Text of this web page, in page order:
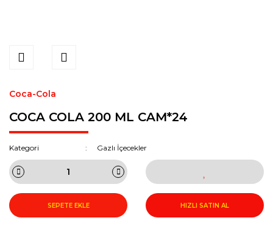
Coca-Cola
COCA COLA 200 ML CAM*24
Kategori Gazlı İçecekler
SEPETE EKLE HIZLI SATIN AL